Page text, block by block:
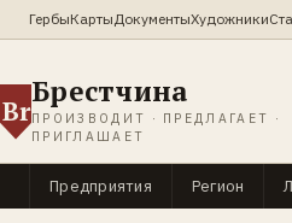
ГербыКартыДокументыХудожники
Br
Брестчина
ПРОИЗВОДИТ · ПРЕДЛАГАЕТ ·
ПРИГЛАШАЕТ
Предприятия Регион